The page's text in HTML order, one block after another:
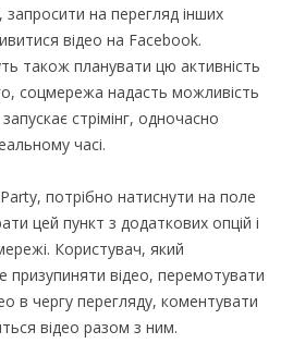
на перегляд інших
відео на Facebook.
також планувати цю активність
соцмережа надасть можливість
стрімінг, одночасно
часі.
потрібно натиснути на поле
цей пункт з додаткових опцій і
Користувач, який
відео, перемотувати
в чергу перегляду, коментувати
відео разом з ним.